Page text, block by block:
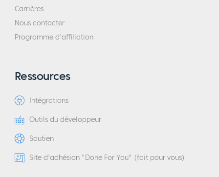
Carrières
Nous contacter
Programme d'affiliation
Ressources
Intégrations
Outils du développeur
Soutien
Site d'adhésion "Done For You" (fait pour vous)